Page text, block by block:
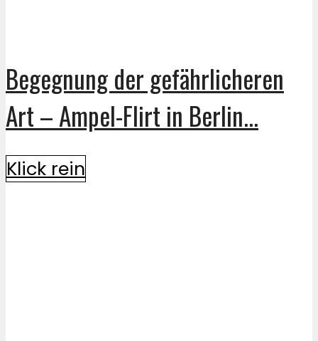
Begegnung der gefährlicheren
Art – Ampel-Flirt in Berlin...
Klick rein